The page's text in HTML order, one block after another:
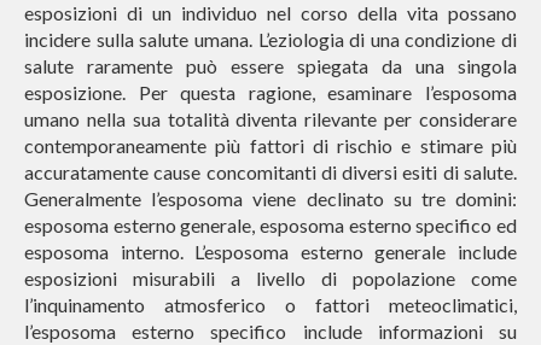
esposizioni di un individuo nel corso della vita possano
incidere sulla salute umana. L’eziologia di una condizione di
salute raramente può essere spiegata da una singola
esposizione. Per questa ragione, esaminare l’esposoma
umano nella sua totalità diventa rilevante per considerare
contemporaneamente più fattori di rischio e stimare più
accuratamente cause concomitanti di diversi esiti di salute.
Generalmente l’esposoma viene declinato su tre domini:
esposoma esterno generale, esposoma esterno specifico ed
esposoma interno. L’esposoma esterno generale include
esposizioni misurabili a livello di popolazione come
l’inquinamento atmosferico o fattori meteoclimatici,
l’esposoma esterno specifico include informazioni su